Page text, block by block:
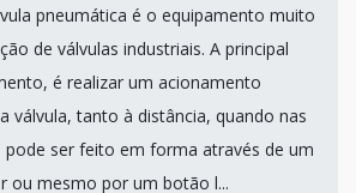
pneumática é o equipamento muito
de válvulas industriais. A principal
é realizar um acionamento
válvula, tanto à distância, quando nas
pode ser feito em forma através de um
ou mesmo por um botão l...